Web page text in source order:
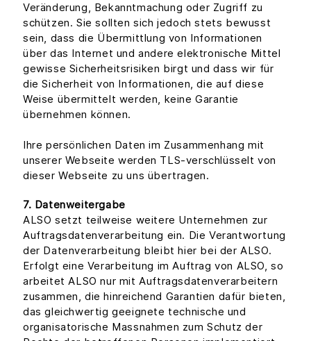
Veränderung, Bekanntmachung oder Zugriff zu
schützen. Sie sollten sich jedoch stets bewusst
sein, dass die Übermittlung von Informationen
über das Internet und andere elektronische Mittel
gewisse Sicherheitsrisiken birgt und dass wir für
die Sicherheit von Informationen, die auf diese
Weise übermittelt werden, keine Garantie
übernehmen können.
Ihre persönlichen Daten im Zusammenhang mit
unserer Webseite werden TLS-verschlüsselt von
dieser Webseite zu uns übertragen.
7. Datenweitergabe
ALSO setzt teilweise weitere Unternehmen zur
Auftragsdatenverarbeitung ein. Die Verantwortung
der Datenverarbeitung bleibt hier bei der ALSO.
Erfolgt eine Verarbeitung im Auftrag von ALSO, so
arbeitet ALSO nur mit Auftragsdatenverarbeitern
zusammen, die hinreichend Garantien dafür bieten,
das gleichwertig geeignete technische und
organisatorische Massnahmen zum Schutz der